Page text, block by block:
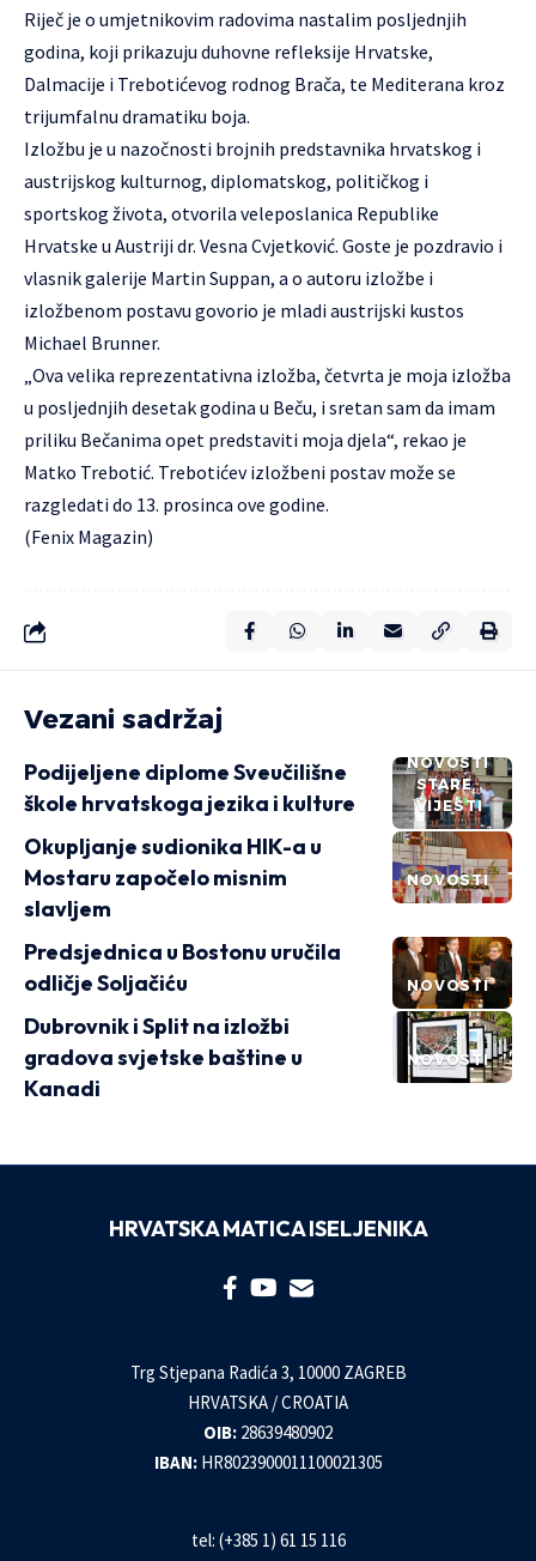
Riječ je o umjetnikovim radovima nastalim posljednjih
godina, koji prikazuju duhovne refleksije Hrvatske,
Dalmacije i Trebotićevog rodnog Brača, te Mediterana kroz
trijumfalnu dramatiku boja.
Izložbu je u nazočnosti brojnih predstavnika hrvatskog i
austrijskog kulturnog, diplomatskog, političkog i
sportskog života, otvorila veleposlanica Republike
Hrvatske u Austriji dr. Vesna Cvjetković. Goste je pozdravio i
vlasnik galerije Martin Suppan, a o autoru izložbe i
izložbenom postavu govorio je mladi austrijski kustos
Michael Brunner.
„Ova velika reprezentativna izložba, četvrta je moja izložba
u posljednjih desetak godina u Beču, i sretan sam da imam
priliku Bečanima opet predstaviti moja djela“, rekao je
Matko Trebotić. Trebotićev izložbeni postav može se
razgledati do 13. prosinca ove godine.
(Fenix Magazin)
Vezani sadržaj
NOVOSTI
STARE
VIJESTI
Podijeljene diplome Sveučilišne
škole hrvatskoga jezika i kulture
NOVOSTI
Okupljanje sudionika HIK-a u
Mostaru započelo misnim
slavljem
NOVOSTI
Predsjednica u Bostonu uručila
odličje Soljačiću
NOVOSTI
Dubrovnik i Split na izložbi
gradova svjetske baštine u
Kanadi
HRVATSKA MATICA ISELJENIKA
Trg Stjepana Radića 3, 10000 ZAGREB
HRVATSKA / CROATIA
OIB: 28639480902
IBAN: HR8023900011100021305
tel: (+385 1) 61 15 116